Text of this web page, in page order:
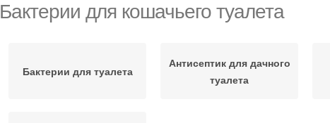
Бактерии для кошачьего туалета
Бактерии для туалета
Антисептик для дачного
туалета